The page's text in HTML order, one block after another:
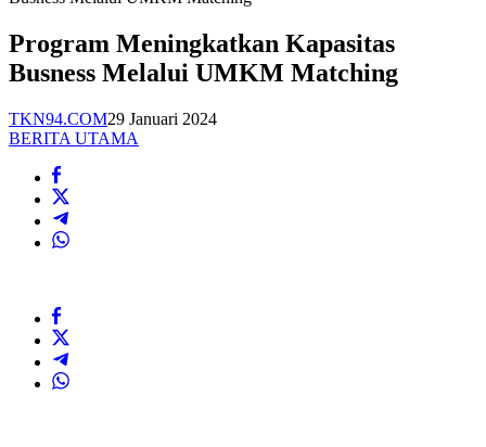
Program Meningkatkan Kapasitas
Busness Melalui UMKM Matching
TKN94.COM29 Januari 2024
BERITA UTAMA